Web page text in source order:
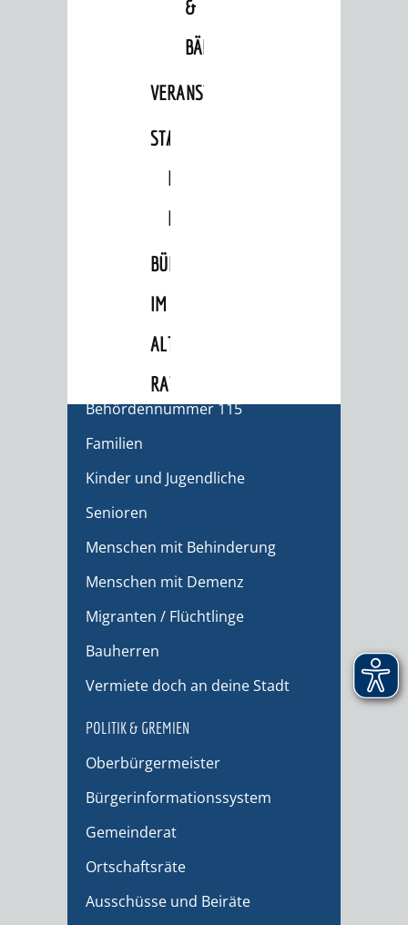
&
BÄDER
VERANSTALTUNGSRÄUME
STADTHALLE
ROLF-
ENGELBRECHT-
HAUS
BÜRGERSAAL
IM
ALTEN
RATHAUS
BERATUNG & ANGEBOTE
Lebenslagen
Dienstleistungen Service BW
Behördennummer 115
Familien
Kinder und Jugendliche
Senioren
Menschen mit Behinderung
Menschen mit Demenz
Migranten / Flüchtlinge
Bauherren
Vermiete doch an deine Stadt
POLITIK & GREMIEN
Oberbürgermeister
Bürgerinformationssystem
Gemeinderat
Ortschaftsräte
Ausschüsse und Beiräte